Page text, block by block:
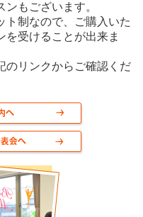
もございます。
ト制なので、ご購入いた
を受けることが出来ま
のリンクからご確認くだ